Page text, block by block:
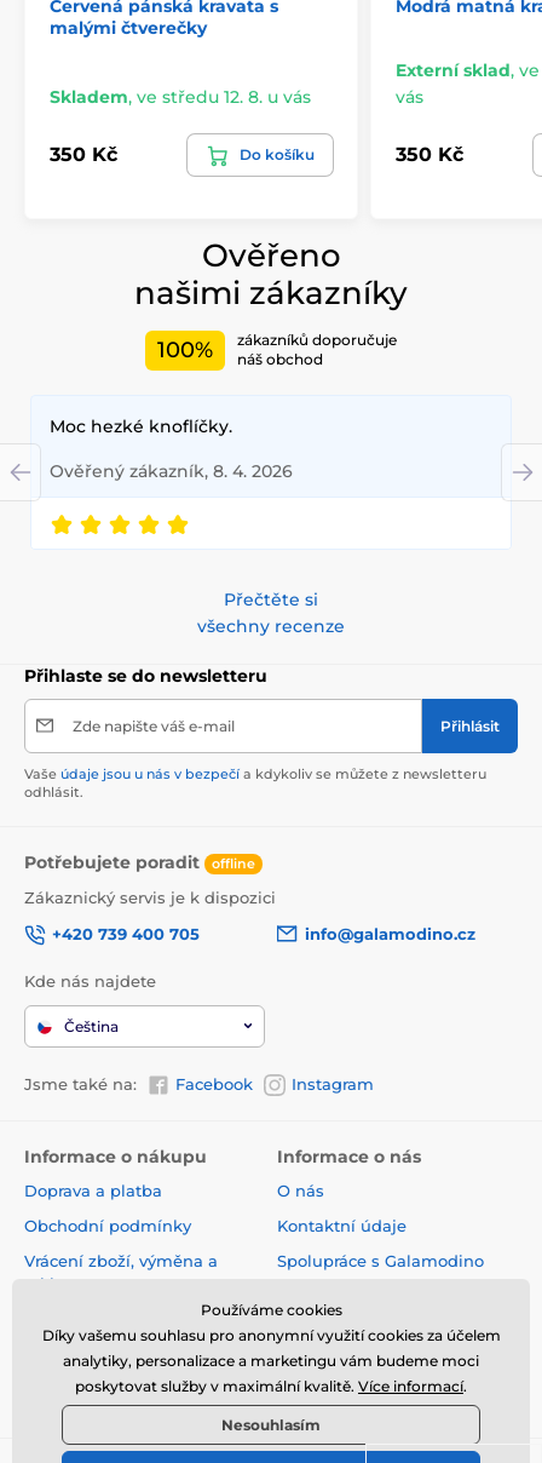
Červená pánská kravata s
malými čtverečky
Skladem, ve středu 12. 8. u vás
350 Kč Do košíku
Modrá matná
Externí sklad,
vás
350 Kč
Ověřeno
našimi zákazníky
100%
zákazníků doporučuje
náš obchod
Moc hezké knoflíčky.
Ověřený zákazník, 8. 4. 2026
Přečtěte si
všechny recenze
Přihlaste se do newsletteru
Zde napište váš e-mail Přihlásit
Vaše údaje jsou u nás v bezpečí a kdykoliv se můžete z newsletteru
odhlásit.
Potřebujete poradit offline
Zákaznický servis je k dispozici
+420 739 400 705
info@galamodino.cz
Kde nás najdete
Čeština
Jsme také na: Facebook Instagram
Informace o nákupu
Doprava a platba
Obchodní podmínky
Vrácení zboží, výměna a
reklamace
Online vrácení a reklamace
Sledování zásilky
Nejčastější dotazy
Informace o nás
O nás
Kontaktní údaje
Spolupráce s Galamodino
údajů
Používáme cookies
Díky vašemu souhlasu pro anonymní využití cookies za účelem
analytiky, personalizace a marketingu vám budeme moci
poskytovat služby v maximální kvalitě. Více informací.
Nesouhlasím